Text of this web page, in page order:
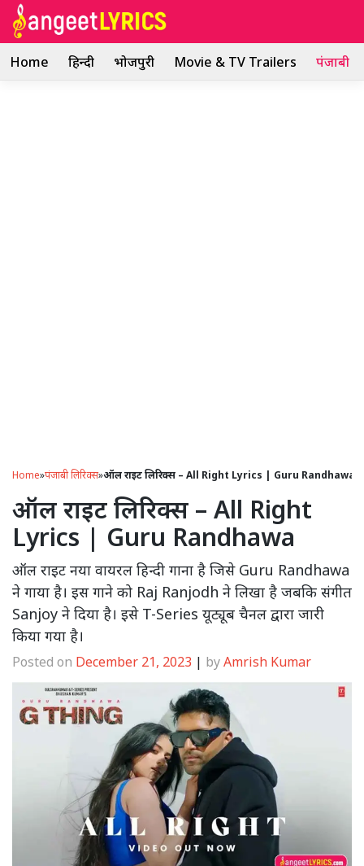
Skip
Home हिन्दी भोजपुरी Movie & TV Trailers पंजाबी
Home»पंजाबी लिरिक्स»ऑल राइट लिरिक्स – All Right Lyrics | Guru Randhawa
ऑल राइट लिरिक्स – All Right
Lyrics | Guru Randhawa
ऑल राइट नया वायरल हिन्दी गाना है जिसे Guru Randhawa
ने गाया है। इस गाने को Raj Ranjodh ने लिखा है जबकि संगीत
Sanjoy ने दिया है। इसे T-Series यूट्यूब चैनल द्वारा जारी
किया गया है।
Posted on December 21, 2023 | byAmrish Kumar